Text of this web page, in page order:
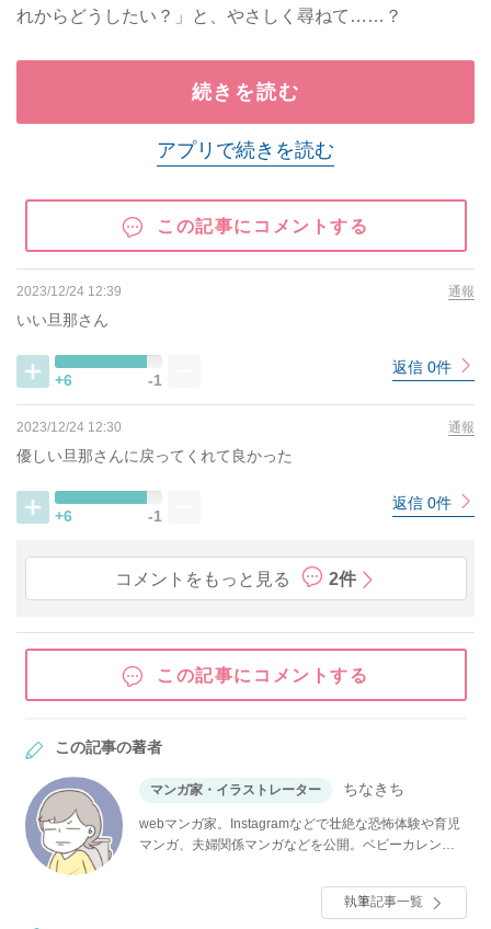
れからどうしたい？」と、やさしく尋ねて……？
続きを読む
アプリで続きを読む
この記事にコメントする
2023/12/24 12:39 通報
いい旦那さん
+6 -1
返信 0件
2023/12/24 12:30 通報
優しい旦那さんに戻ってくれて良かった
+6 -1
返信 0件
コメントをもっと見る 2件
この記事にコメントする
この記事の著者
マンガ家・イラストレーター ちなきち
webマンガ家。Instagramなどで壮絶な恐怖体験や育児
マンガ、夫婦関係マンガなどを公開。ベビーカレンダ
「その人って、本当にママ友ですか？」「夫が消えま
執筆記事一覧